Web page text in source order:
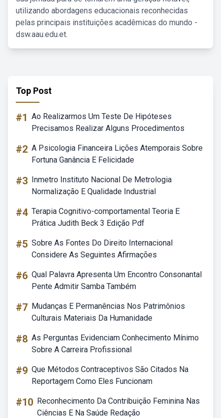
utilizando abordagens educacionais reconhecidas
pelas principais instituições acadêmicas do mundo -
dsw.aau.edu.et.
Top Post
#1 Ao Realizarmos Um Teste De Hipóteses
Precisamos Realizar Alguns Procedimentos
#2 A Psicologia Financeira Lições Atemporais Sobre
Fortuna Ganância E Felicidade
#3 Inmetro Instituto Nacional De Metrologia
Normalização E Qualidade Industrial
#4 Terapia Cognitivo-comportamental Teoria E
Prática Judith Beck 3 Edição Pdf
#5 Sobre As Fontes Do Direito Internacional
Considere As Seguintes Afirmações
#6 Qual Palavra Apresenta Um Encontro Consonantal
Pente Admitir Samba Também
#7 Mudanças E Permanências Nos Patrimônios
Culturais Materiais Da Humanidade
#8 As Perguntas Evidenciam Conhecimento Mínimo
Sobre A Carreira Profissional
#9 Que Métodos Contraceptivos São Citados Na
Reportagem Como Eles Funcionam
#10 Reconhecimento Da Contribuição Feminina Nas
Ciências E Na Saúde Redação